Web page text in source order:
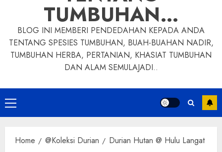
TUMBUHAN…
BLOG INI MEMBERI PENDEDAHAN KEPADA ANDA
TENTANG SPESIES TUMBUHAN, BUAH-BUAHAN NADIR,
TUMBUHAN HERBA, PERTANIAN, KHASIAT TUMBUHAN
DAN ALAM SEMULAJADI..
Primary
Menu
Home @Koleksi Durian Durian Hutan @ Hulu Langat